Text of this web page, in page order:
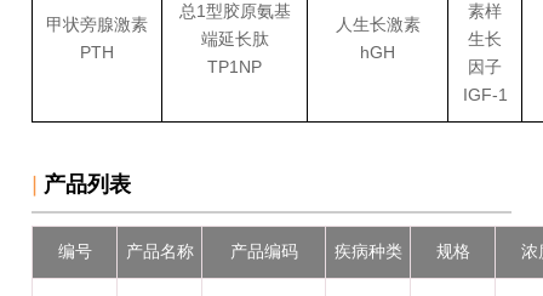
甲状旁腺激素
PTH
总1型胶原氨基
端延长肽
TP1NP
人生长激素
hGH
素样
生长
因子
IGF-1
产品列表
编号 产品名称 产品编码 疾病种类 规格 浓